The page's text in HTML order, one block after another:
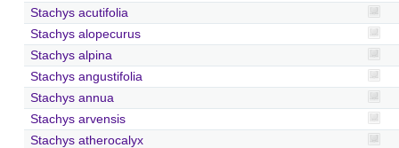
Stachys acutifolia
Stachys alopecurus
Stachys alpina
Stachys angustifolia
Stachys annua
Stachys arvensis
Stachys atherocalyx